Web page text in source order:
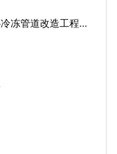
冻管道改造工程…